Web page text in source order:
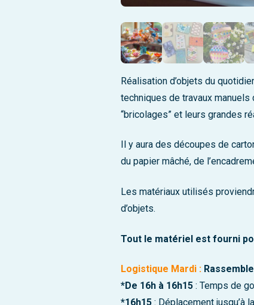
Réalisation d’objets du
techniques de travaux
“bricolages” et leurs grandes
Il y aura des découpes de
du papier mâché, de
Les matériaux utilisés
d’objets.
Tout le matériel est fourni
Logistique Mardi :
*De 16h à 16h15 : Temps de
*16h15 : Déplacement jusqu’à